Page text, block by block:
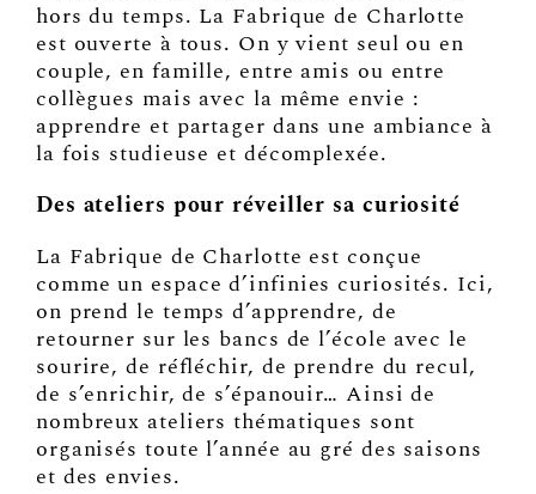
Nous contacter
hors du temps. La Fabrique de Charlotte
est ouverte à tous. On y vient seul ou en
couple, en famille, entre amis ou entre
collègues mais avec la même envie :
apprendre et partager dans une ambiance à
la fois studieuse et décomplexée.
Des ateliers pour réveiller sa curiosité
La Fabrique de Charlotte est conçue
comme un espace d’infinies curiosités. Ici,
on prend le temps d’apprendre, de
retourner sur les bancs de l’école avec le
sourire, de réfléchir, de prendre du recul,
de s’enrichir, de s’épanouir… Ainsi de
nombreux ateliers thématiques sont
organisés toute l’année au gré des saisons
et des envies.